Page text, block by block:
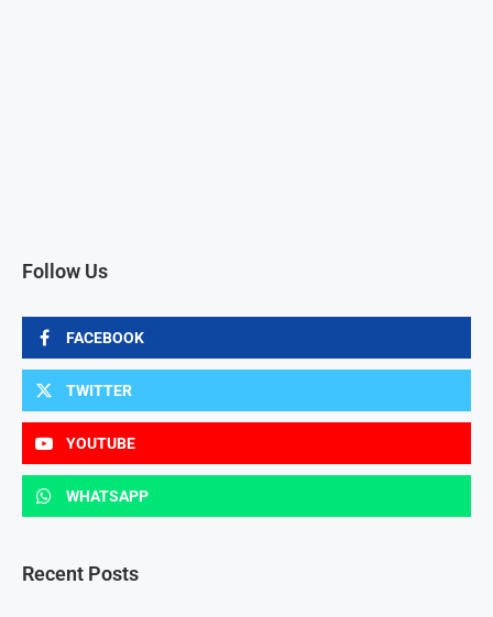
Follow Us
FACEBOOK
TWITTER
YOUTUBE
WHATSAPP
Recent Posts